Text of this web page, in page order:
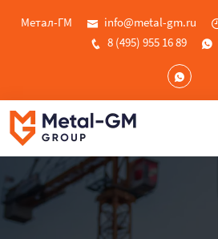
Метал-ГМ info@metal-gm.ru
8 (495) 955 16 89